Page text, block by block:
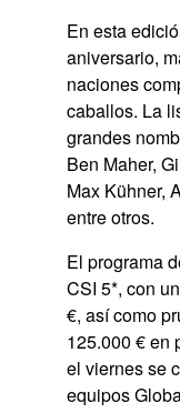
En esta
aniversario,
naciones
caballos. La
grandes
Ben Maher,
Max Kühner,
entre otros.
El programa
CSI 5*, con
€, así como
125.000 € en
el viernes se
equipos